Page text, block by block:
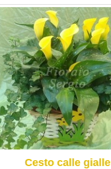
Cesto calle gialle